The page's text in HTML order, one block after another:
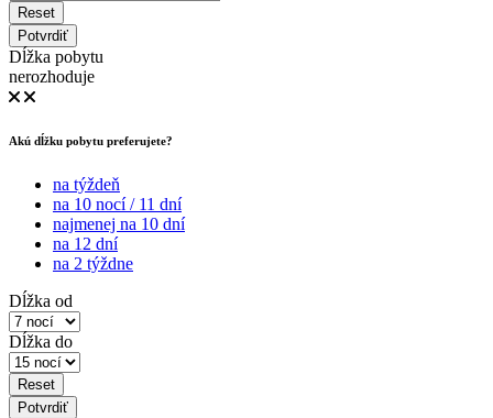
Reset
Potvrdiť
Dĺžka pobytu
nerozhoduje
Akú dĺžku pobytu preferujete?
na týždeň
na 10 nocí / 11 dní
najmenej na 10 dní
na 12 dní
na 2 týždne
Dĺžka od
Dĺžka do
Reset
Potvrdiť